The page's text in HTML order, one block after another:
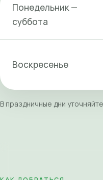
Понедельник —
суббота
Воскресенье
В праздничные дни